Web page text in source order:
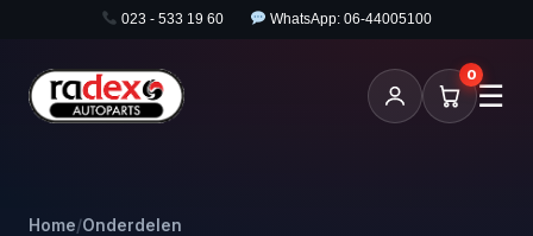
023 - 533 19 60 WhatsApp: 06-44005100
0
☰
Home/Onderdelen